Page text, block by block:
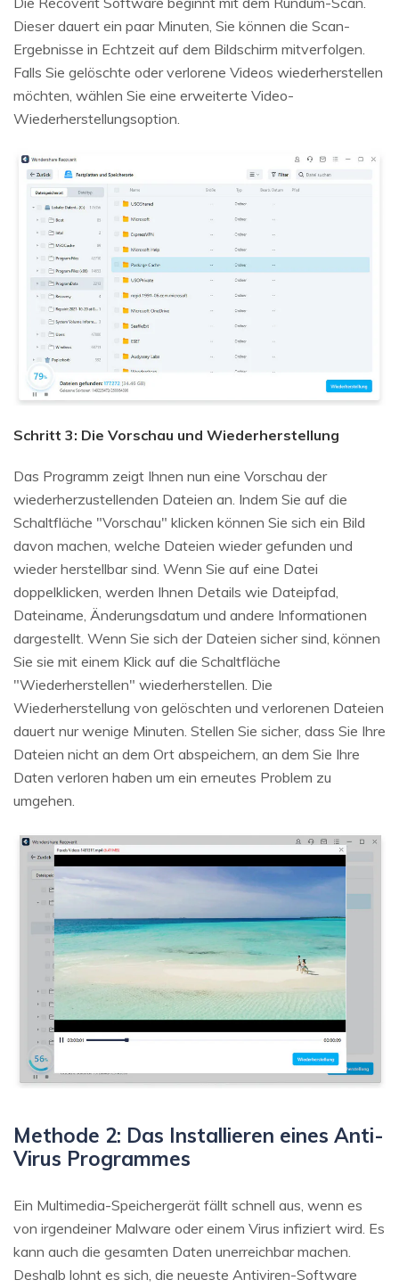
Dieser dauert ein paar Minuten, Sie können die Scan-
Ergebnisse in Echtzeit auf dem Bildschirm mitverfolgen.
Falls Sie gelöschte oder verlorene Videos wiederherstellen
möchten, wählen Sie eine erweiterte Video-
Wiederherstellungsoption.
Schritt 3: Die Vorschau und Wiederherstellung
Das Programm zeigt Ihnen nun eine Vorschau der
wiederherzustellenden Dateien an. Indem Sie auf die
Schaltfläche "Vorschau" klicken können Sie sich ein Bild
davon machen, welche Dateien wieder gefunden und
wieder herstellbar sind. Wenn Sie auf eine Datei
doppelklicken, werden Ihnen Details wie Dateipfad,
Dateiname, Änderungsdatum und andere Informationen
dargestellt. Wenn Sie sich der Dateien sicher sind, können
Sie sie mit einem Klick auf die Schaltfläche
"Wiederherstellen" wiederherstellen. Die
Wiederherstellung von gelöschten und verlorenen Dateien
dauert nur wenige Minuten. Stellen Sie sicher, dass Sie Ihre
Dateien nicht an dem Ort abspeichern, an dem Sie Ihre
Daten verloren haben um ein erneutes Problem zu
umgehen.
Methode 2: Das Installieren eines Anti-
Virus Programmes
Ein Multimedia-Speichergerät fällt schnell aus, wenn es
von irgendeiner Malware oder einem Virus infiziert wird. Es
kann auch die gesamten Daten unerreichbar machen.
Deshalb lohnt es sich, die neueste Antiviren-Software